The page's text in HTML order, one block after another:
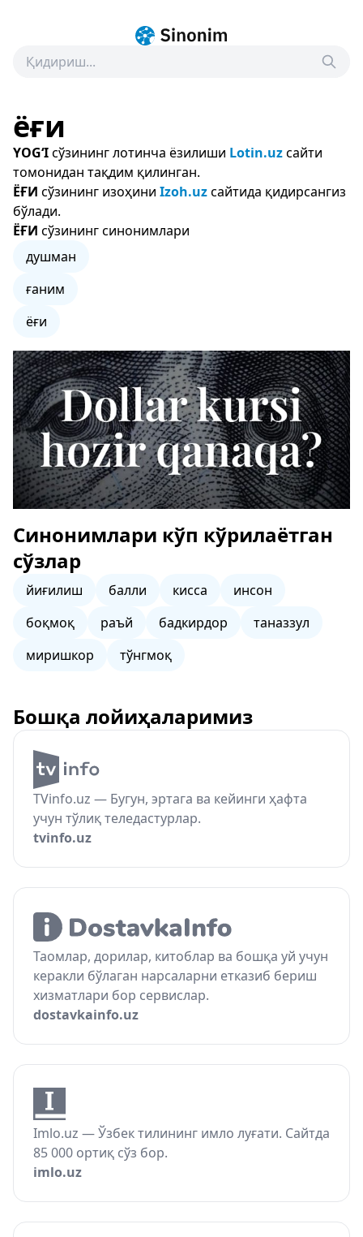
ёғи
YOG‘Iсўзининг лотинча ёзилиши Lotin.uzсайти
томонидан тақдим қилинган.
ЁҒИ сўзининг изоҳини Izoh.uzсайтида қидирсангиз
бўлади.
ЁҒИ сўзининг синонимлари
душман
ғаним
ёғи
Синонимлари кўп кўрилаётган
сўзлар
йиғилиш балли кисса
инсон
боқмоқ
раъй бадкирдор
таназзул
миришкор
тўнгмоқ
Бошқа лойиҳаларимиз
TVinfo.uz — Бугун, эртага ва кейинги ҳафта
учун тўлиқ теледастурлар.
tvinfo.uz
Таомлар, дорилар, китоблар ва бошқа уй учун
керакли бўлаган нарсаларни етказиб бериш
хизматлари бор сервислар.
dostavkainfo.uz
Imlo.uz — Ўзбек тилининг имло луғати. Сайтда
85 000 ортиқ сўз бор.
imlo.uz